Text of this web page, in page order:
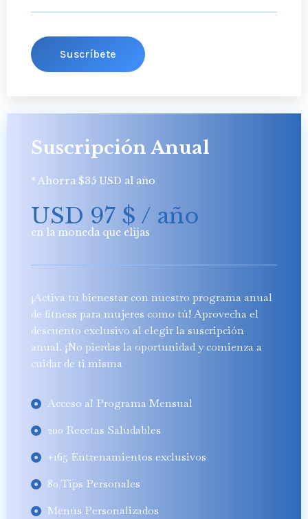
Suscríbete
Suscripción Anual
* Ahorra $35 USD al año
USD 97 $ / año
en la moneda que elijas
¡Activa tu bienestar con nuestro programa anual
de fitness para mujeres como tú! Aprovecha el
descuento exclusivo al elegir la suscripción
anual. ¡No pierdas la oportunidad y comienza a
cuidar de ti misma
Acceso al Programa Mensual
200 Recetas Saludables
+165 Entrenamientos exclusivos
80 Tips Personales
Menús Personalizados